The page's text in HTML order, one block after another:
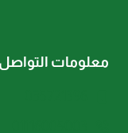
معلومات التواصل